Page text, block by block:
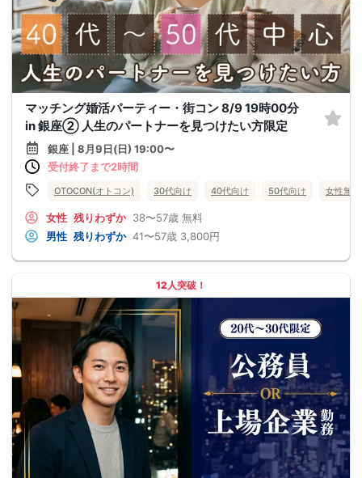
マッチング婚活パーティー・街コン 8/9 19時00分
in 銀座② 人生のパートナーを見つけたい方限定
銀座 | 8月9日(日) 19:00〜
受付終了まで2時間
OTOCON(オトコン) 30代向け 40代向け 50代向け 女性無料
女性 残りわずか 38〜57歳 無料
男性 残りわずか 41〜57歳 3,800円
12人突破！